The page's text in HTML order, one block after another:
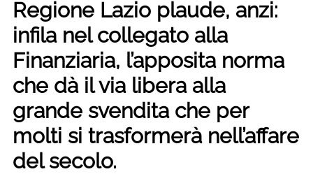
Regione Lazio plaude, anzi:
infila nel collegato alla
Finanziaria, l’apposita norma
che dà il via libera alla
grande svendita che per
molti si trasformerà nell’affare
del secolo.